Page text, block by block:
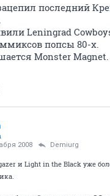
последний
Leningrad
попсы 80-х.
Monster Magnet.
2008 Demiurg
и Light in the Black уже